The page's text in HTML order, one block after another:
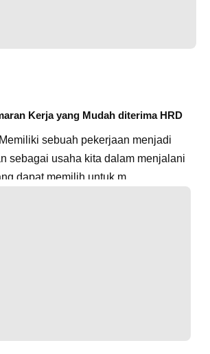
Kerja yang Mudah diterima HRD
sebagai usaha kita dalam menjalani
dapat memilih untuk m...